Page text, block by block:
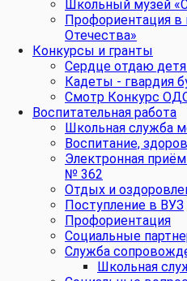
Школьный музей
Профориентация
Отечества»
Конкурсы и гранты
Сердце отдаю
Кадеты - гвардия
Смотр Конкурс
Воспитательная работа
Школьная служба
Воспитание,
Электронная
№ 362
Отдых и
Поступление в ВУЗ
Профориентация
Социальные
Служба
Школьная